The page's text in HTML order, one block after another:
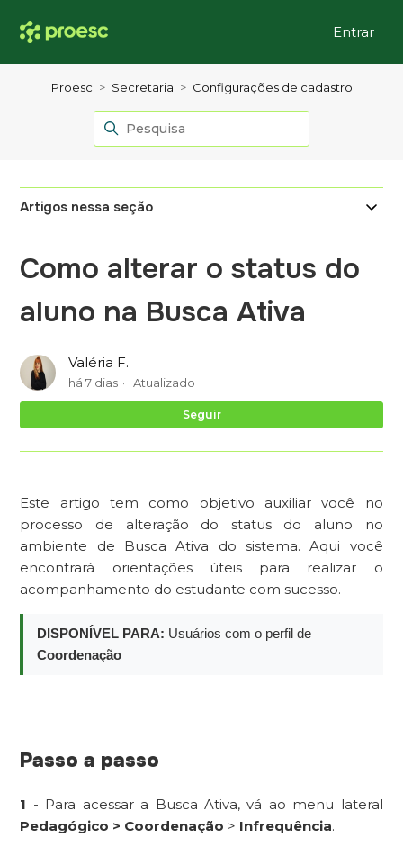
Entrar
Proesc Secretaria Configurações de cadastro
Artigos nessa seção
Como alterar o status do
aluno na Busca Ativa
Valéria F.
há 7 dias Atualizado
Seguir
Este artigo tem como objetivo auxiliar você no
processo de alteração do status do aluno no
ambiente de Busca Ativa do sistema. Aqui você
encontrará orientações úteis para realizar o
acompanhamento do estudante com sucesso.
DISPONÍVEL PARA: Usuários com o perfil de
Coordenação
Passo a passo
1 - Para acessar a Busca Ativa, vá ao menu lateral
Pedagógico > Coordenação > Infrequência.